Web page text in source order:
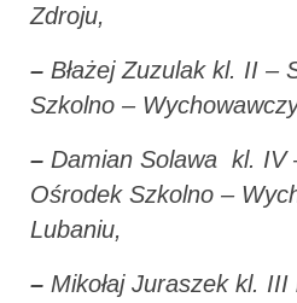
Zdroju,
– Błażej Zuzulak kl. II –
Szkolno –
– Damian Solawa kl. IV
Ośrodek Szkolno –
Lubaniu,
– Mikołaj Juraszek kl. III